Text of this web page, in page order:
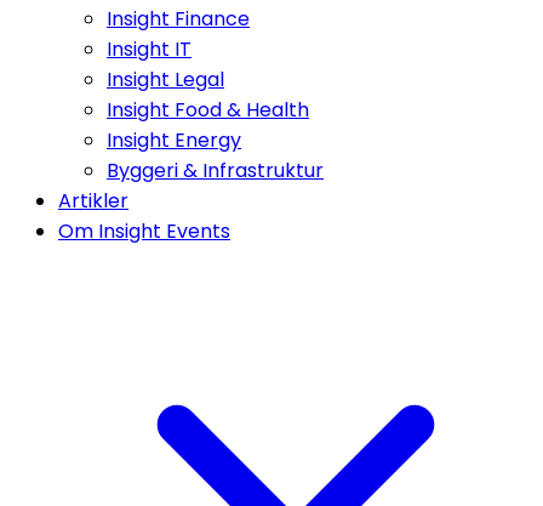
Insight Finance
Insight IT
Insight Legal
Insight Food & Health
Insight Energy
Byggeri & Infrastruktur
Artikler
Om Insight Events